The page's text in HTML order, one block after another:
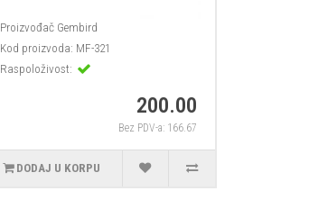
ProizvođačGembird
Kod proizvoda: MF-321
Raspoloživost:
200.00
Bez PDV-a: 166.67
DODAJ U KORPU